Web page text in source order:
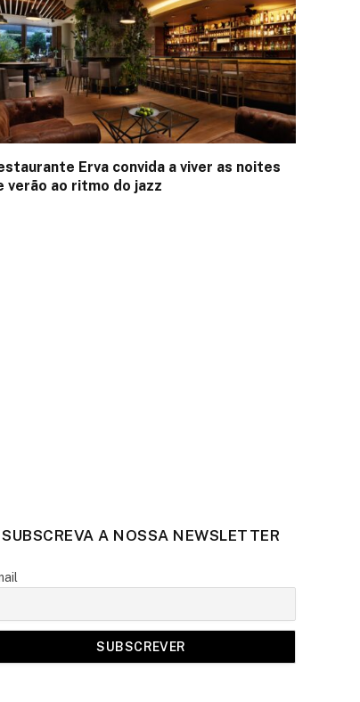
Erva convida a viver as noites
verão ao ritmo do jazz
SUBSCREVA A NOSSA NEWSLETTER